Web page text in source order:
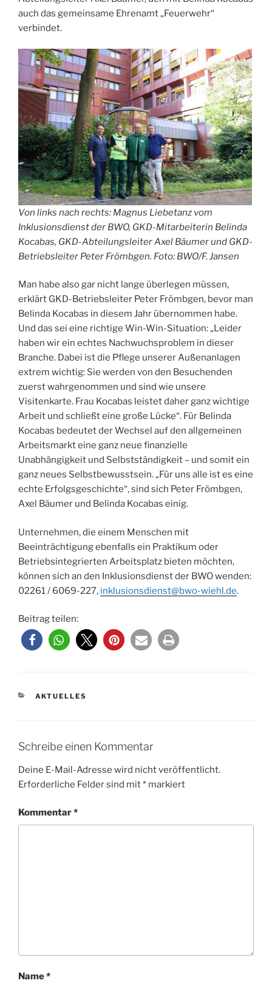
auch das gemeinsame Ehrenamt „Feuerwehr“
verbindet.
Von links nach rechts: Magnus Liebetanz vom
Inklusionsdienst der BWO, GKD-Mitarbeiterin Belinda
Kocabas, GKD-Abteilungsleiter Axel Bäumer und GKD-
Betriebsleiter Peter Frömbgen. Foto: BWO/F. Jansen
Man habe also gar nicht lange überlegen müssen,
erklärt GKD-Betriebsleiter Peter Frömbgen, bevor man
Belinda Kocabas in diesem Jahr übernommen habe.
Und das sei eine richtige Win-Win-Situation: „Leider
haben wir ein echtes Nachwuchsproblem in dieser
Branche. Dabei ist die Pflege unserer Außenanlagen
extrem wichtig: Sie werden von den Besuchenden
zuerst wahrgenommen und sind wie unsere
Visitenkarte. Frau Kocabas leistet daher ganz wichtige
Arbeit und schließt eine große Lücke“. Für Belinda
Kocabas bedeutet der Wechsel auf den allgemeinen
Arbeitsmarkt eine ganz neue finanzielle
Unabhängigkeit und Selbstständigkeit – und somit ein
ganz neues Selbstbewusstsein. „Für uns alle ist es eine
echte Erfolgsgeschichte“, sind sich Peter Frömbgen,
Axel Bäumer und Belinda Kocabas einig.
Unternehmen, die einem Menschen mit
Beeinträchtigung ebenfalls ein Praktikum oder
Betriebsintegrierten Arbeitsplatz bieten möchten,
können sich an den Inklusionsdienst der BWO wenden:
02261 / 6069-227, inklusionsdienst@bwo-wiehl.de.
Beitrag teilen:
KATEGORIEN
AKTUELLES
Schreibe einen Kommentar
Deine E-Mail-Adresse wird nicht veröffentlicht.
Erforderliche Felder sind mit* markiert
Kommentar*
Name*